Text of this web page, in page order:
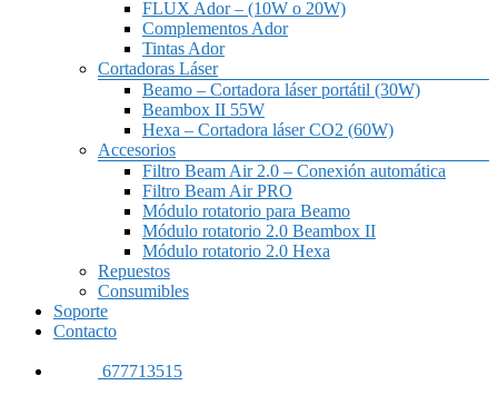
FLUX Ador – (10W o 20W)
Complementos Ador
Tintas Ador
Cortadoras Láser
Beamo – Cortadora láser portátil (30W)
Beambox II 55W
Hexa – Cortadora láser CO2 (60W)
Accesorios
Filtro Beam Air 2.0 – Conexión automática
Filtro Beam Air PRO
Módulo rotatorio para Beamo
Módulo rotatorio 2.0 Beambox II
Módulo rotatorio 2.0 Hexa
Repuestos
Consumibles
Soporte
Contacto
677713515